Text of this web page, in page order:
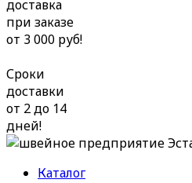
доставка
при заказе
от 3 000 руб!
Сроки
доставки
от 2 до 14
дней!
Каталог